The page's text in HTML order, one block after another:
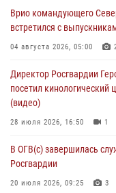
В Брянске сотрудники и
память Героя России
В кинологическом центре
память товарищей,
06 августа 2026, 13:29
Врио командующего
встретился с
04 августа 2026, 05:00
Директор Росгвардии
посетил
(видео)
28 июля 2026, 16:50 1
В ОГВ(с) завершилась
Росгвардии
20 июля 2026, 09:25 3